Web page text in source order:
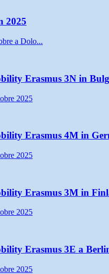
2025
a Dolo...
Erasmus 3N in
2025
Erasmus 4M in
2025
Erasmus 3M in
2025
Erasmus 3E a
2025